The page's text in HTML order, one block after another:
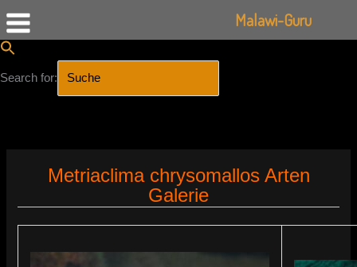
Search for:
Metriaclima chrysomallos Arten
Galerie
Malawi-Guru